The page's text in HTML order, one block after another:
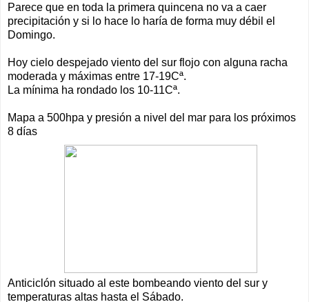
Parece que en toda la primera quincena no va a caer
precipitación y si lo hace lo haría de forma muy débil el
Domingo.
Hoy cielo despejado viento del sur flojo con alguna racha
moderada y máximas entre 17-19Cª.
La mínima ha rondado los 10-11Cª.
Mapa a 500hpa y presión a nivel del mar para los próximos
8 días
Anticiclón situado al este bombeando viento del sur y
temperaturas altas hasta el Sábado.